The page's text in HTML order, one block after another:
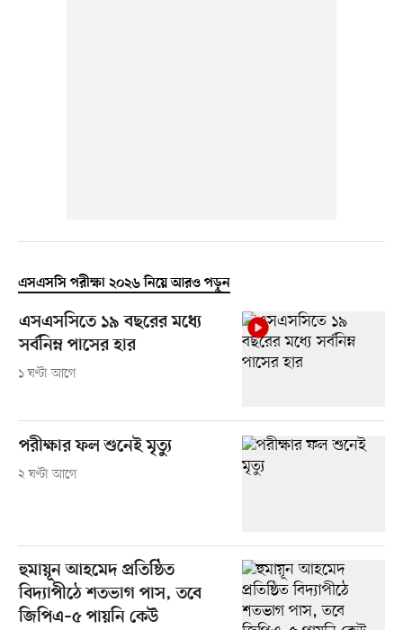
এসএসসি পরীক্ষা ২০২৬ নিয়ে আরও পড়ুন
এসএসসিতে ১৯ বছরের মধ্যে
সর্বনিম্ন পাসের হার
১ ঘণ্টা আগে
পরীক্ষার ফল শুনেই মৃত্যু
২ ঘণ্টা আগে
হুমায়ূন আহমেদ প্রতিষ্ঠিত
বিদ্যাপীঠে শতভাগ পাস, তবে
জিপিএ–৫ পায়নি কেউ